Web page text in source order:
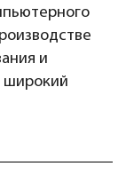
и
широкий